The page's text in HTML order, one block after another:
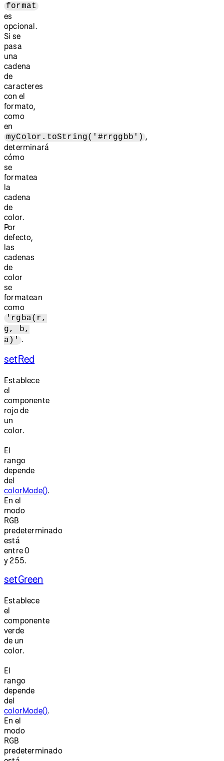
format
es
opcional.
Si se
pasa
una
cadena
de
caracteres
con el
formato,
como
en
myColor.toString('#rrggbb')
determinará
cómo
se
formatea
la
cadena
de
color.
Por
defecto,
las
cadenas
de
color
se
formatean
como
'rgba(r,
g, b,
a)'
setRed
Establece
el
componente
rojo de
un
color.
El
rango
depende
del
colorMode()
En el
modo
RGB
predeterminado
está
entre 0
y 255.
setGreen
Establece
el
componente
verde
de un
color.
El
rango
depende
del
colorMode()
En el
modo
RGB
predeterminado